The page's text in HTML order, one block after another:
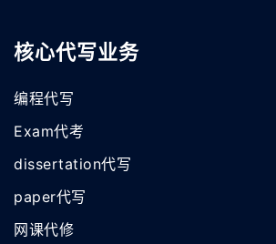
核心代写业务
编程代写
Exam代考
dissertation代写
paper代写
网课代修